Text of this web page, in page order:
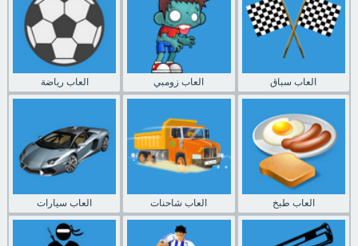
العاب رياضة العاب زومبي العاب سباق
العاب سيارات العاب شاحنات العاب طبخ